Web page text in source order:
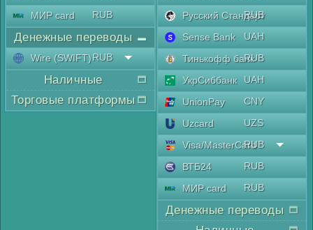
МИР card
RUB
Денежные переводы
Wire (SWIFT)RUB
Наличные
Торговые платформы
Русский Стандарт
RUB
Sense Bank
UAH
Тинькофф банкRUB
УкрСиббанк
UAH
UnionPay
CNY
Uzcard
UZS
Visa/MasterCard
RUB
ВТБ24
RUB
МИР card
RUB
Денежные переводы